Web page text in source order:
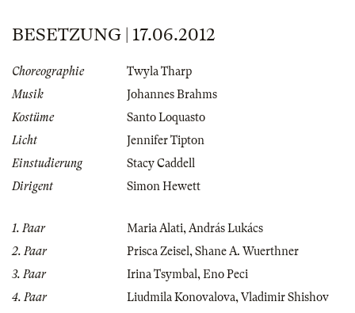
BESETZUNG | 17.06.2012
Choreographie
Twyla Tharp
Musik
Johannes Brahms
Kostüme
Santo Loquasto
Licht
Jennifer Tipton
Einstudierung
Stacy Caddell
Dirigent
Simon Hewett
1. Paar Maria Alati, András Lukács
2. Paar
Prisca Zeisel , Shane A. Wuerthner
3. Paar
Irina Tsymbal , Eno Peci
4. Paar
Liudmila Konovalova, Vladimir Shishov